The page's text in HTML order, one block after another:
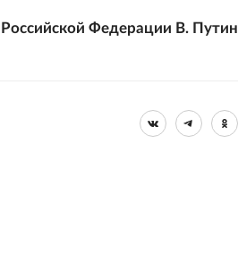
Федерации В. Путин